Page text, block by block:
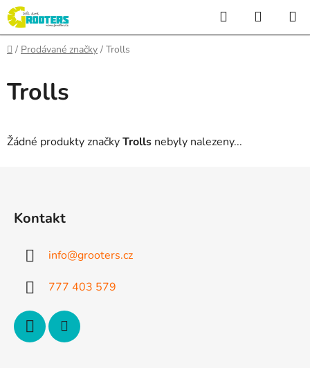
Přejít
na
obsah
Hledat
KOŠÍK
Domů
/ Prodávané značky / Trolls
Trolls
Žádné produkty značkyTrolls nebyly nalezeny...
Kontakt
info@grooters.cz
777 403 579